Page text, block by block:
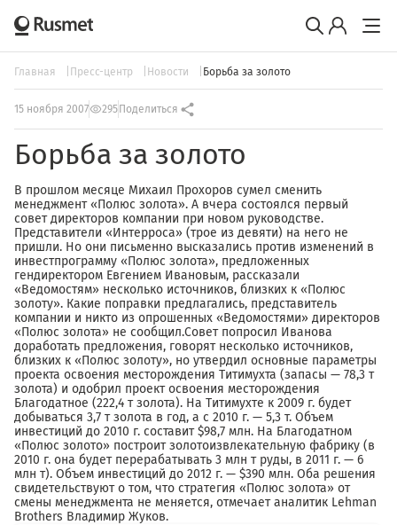
Главная Пресс-центр Новости Борьба за золото
15 ноября 2007 295 Поделиться
Борьба за золото
В прошлом месяце Михаил Прохоров сумел сменить
менеджмент «Полюс золота». А вчера состоялся первый
совет директоров компании при новом руководстве.
Представители «Интерроса» (трое из девяти) на него не
пришли. Но они письменно высказались против изменений в
инвестпрограмму «Полюс золота», предложенных
гендиректором Евгением Ивановым, рассказали
«Ведомостям» несколько источников, близких к «Полюс
золоту». Какие поправки предлагались, представитель
компании и никто из опрошенных «Ведомостями» директоров
«Полюс золота» не сообщил.Совет попросил Иванова
доработать предложения, говорят несколько источников,
близких к «Полюс золоту», но утвердил основные параметры
проекта освоения месторождения Титимухта (запасы — 78,3 т
золота) и одобрил проект освоения месторождения
Благодатное (222,4 т золота). На Титимухте к 2009 г. будет
добываться 3,7 т золота в год, а с 2010 г. — 5,3 т. Объем
инвестиций до 2010 г. составит $98,7 млн. На Благодатном
«Полюс золото» построит золотоизвлекательную фабрику (в
2010 г. она будет перерабатывать 3 млн т руды, в 2011 г. — 6
млн т). Объем инвестиций до 2012 г. — $390 млн. Оба решения
свидетельствуют о том, что стратегия «Полюс золота» от
смены менеджмента не меняется, отмечает аналитик Lehman
Brothers Владимир Жуков.